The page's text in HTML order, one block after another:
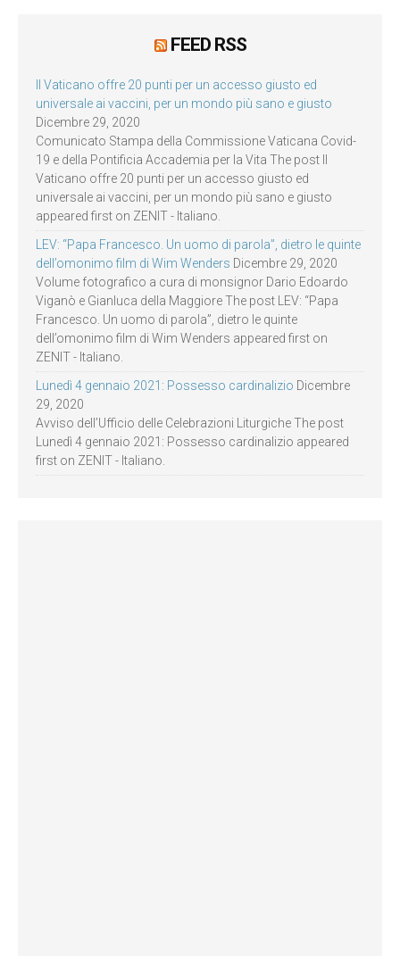
FEED RSS
Il Vaticano offre 20 punti per un accesso giusto ed
universale ai vaccini, per un mondo più sano e giusto
Dicembre 29, 2020
Comunicato Stampa della Commissione Vaticana Covid-
19 e della Pontificia Accademia per la Vita The post Il
Vaticano offre 20 punti per un accesso giusto ed
universale ai vaccini, per un mondo più sano e giusto
appeared first on ZENIT - Italiano.
LEV: “Papa Francesco. Un uomo di parola”, dietro le quinte
dell’omonimo film di Wim Wenders Dicembre 29, 2020
Volume fotografico a cura di monsignor Dario Edoardo
Viganò e Gianluca della Maggiore The post LEV: “Papa
Francesco. Un uomo di parola”, dietro le quinte
dell’omonimo film di Wim Wenders appeared first on
ZENIT - Italiano.
Lunedì 4 gennaio 2021: Possesso cardinalizio Dicembre
29, 2020
Avviso dell’Ufficio delle Celebrazioni Liturgiche The post
Lunedì 4 gennaio 2021: Possesso cardinalizio appeared
first on ZENIT - Italiano.